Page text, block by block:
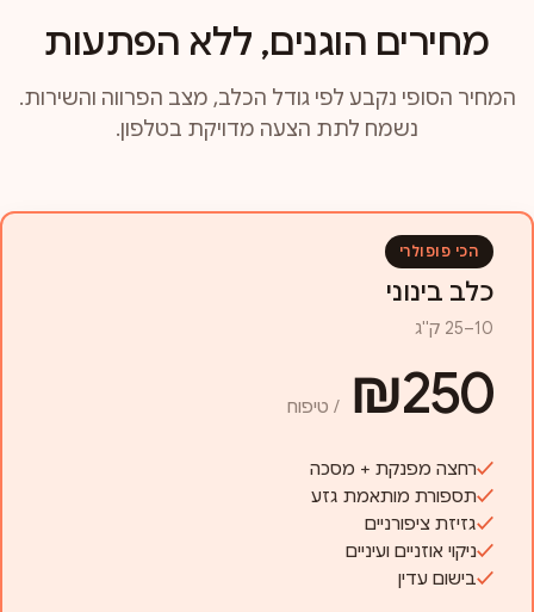
מחירים הוגנים, ללא הפתעות
המחיר הסופי נקבע לפי גודל הכלב, מצב הפרווה והשירות.
נשמח לתת הצעה מדויקת בטלפון.
הכי פופולרי
כלב בינוני
10–25 ק"ג
₪250 / טיפוח
רחצה מפנקת + מסכה
תספורת מותאמת גזע
גזיזת ציפורניים
ניקוי אוזניים ועיניים
בישום עדין